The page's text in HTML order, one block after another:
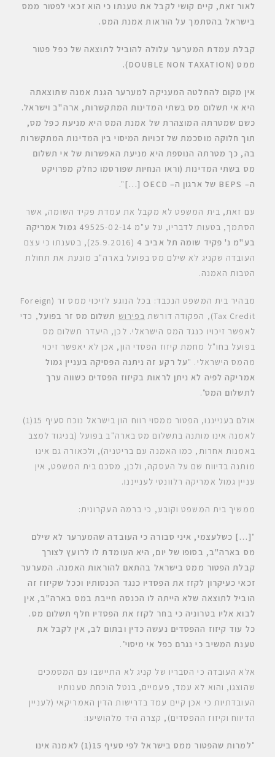
לאור זאת, קיים קושי לקבל את טענתו כי הוא זכאי לפטור ממס
בישראל בהסתמך על הוראות אמנת המס.
קבלת עמדת המערער עלולה להוביל לתוצאה של כפל פטור
ממס(DOUBLE NON TAXATION).
אין מקום להחלטה המעניקה למערער הגנת אמנה שתוצאתה
היא אי תשלום מס בשתי המדינות המתקשרות, ארה"ב וישראל.
כשם שמטרתה המוצהרת של אמנת המס היא מניעת כפל מס,
תוך חלוקה מוסכמת של זכויות המיסוי בין המדינות המתקשרות
בה, כך מטרתה הנוספת היא מניעת האפשרות של אי תשלום
מס בשתי המדינות (וראו הנחיות שפורסמו כחלק מפרויקט
ה– BEPS של ארגון ה – OECD […]
".
עם זאת, בית המשפט לא מקבל את עמדת פקיד השומה, אשר
הסתמך, בטעות לדבריו, על ע"מ 49525-02-14
גמול אמריקה
בע"מ נ' פקיד שומה תל אביב 4
(25.9.2016), בטענתו כי עצם
העובדה שקניג לא שילם מס בפועל בארה"ב מונעת את תחולת
הטבות האמנה.
מבהיר בית המשפט הנכבד: בכל הנוגע לזיכוי ממס זר (Foreign
Tax Credit), הפקודה דורשת
בפירוש תשלום מס זר בפועל, כדי
לאפשר זיכויו כנגד המס הישראלי. לכן, היעדר תשלום מס
בפועל בחו"ל מחמת קיזוז הפסדי הון, אכן לא יאפשר זיכוי
מהמס הישראלי. "על רקע זה ניתנה הפסיקה בעניין גמול
אמריקה לפיה לא ניתן לראות בקיזוז הפסדים כשווה ערך
לתשלום המס".
אולם בענייננו, הפטור ממסוי רווח הון בישראל נוכח סעיף 15(1)
לאמנה אינו מותנה בתשלום מס בארה"ב בפועל (בניגוד למצב
באמנות אחרות, כמו האמנה עם בריטניה), ולכאורה גם אינו
מותנה בדיווח שם על העסקה, ולכן, מסכם בית המשפט, אין
עניין גמול אמריקה רלוונטי לענייננו.
ממשיך בית המשפט וקובע, כי ברמה העקרונית:
"
[…] כשלעצמי, איני סבורה כי העובדה שהמערער לא שילם
מס בארה"ב, בסופו של יום, היא העומדת לו לרועץ לצורך
קבלת הפטור ממס בישראל בהתאם להוראות האמנה. המערער
זכאי כעיקרון לקזז את הפסדיו כנגד הכנסותיו וככל שקיזוז זה
הוביל לתוצאה שלא הייתה לו הכנסה חייבת במס בארה"ב, אין
לבוא אליו בטרוניה כי בחר לקזז את הפסדיו חלף תשלום מס.
כל עוד קיזוז ההפסדים נעשה כדין ובתום לב, אין לקבל את
טענת המשיב כי נגרם כפל אי מיסוי".
אלא העובדה כי הסבריו של קניג לא התיישבו עם המסמכים
שהוצגו, והוא לא עמד, פעמיים, בנטל הוכחת טענותיו
העובדתיות כי אכן קיים עמד בדרישות הדין האמריקאי (לעניין
הדיווח וקיזוז ההפסדים), קצרה היד מלהושיעו:
"
למרות שהפטור ממס בישראל לפי סעיף 15(1) לאמנה אינו